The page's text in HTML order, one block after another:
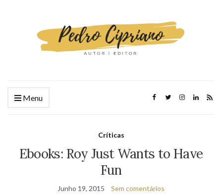
Menu
Críticas
Ebooks: Roy Just Wants to Have
Fun
Junho 19, 2015 Sem comentários